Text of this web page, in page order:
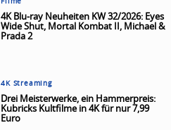
Filme
4K Blu-ray Neuheiten KW 32/2026: Eyes
Wide Shut, Mortal Kombat II, Michael &
Prada 2
4K Streaming
Drei Meisterwerke, ein Hammerpreis:
Kubricks Kultfilme in 4K für nur 7,99
Euro